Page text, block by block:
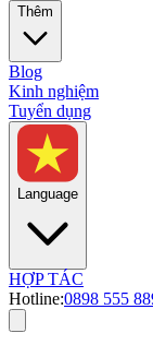
Thêm
Blog
Kinh nghiệm
Tuyển dụng
Language
HỢP TÁC
Hotline:0898 555